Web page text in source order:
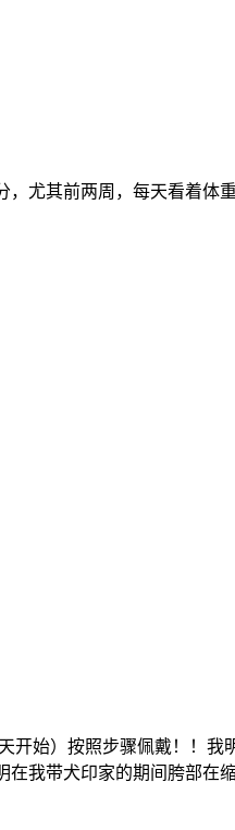
尤其前两周，每天看着体
始）按照步骤佩戴！！我
我带犬印家的期间胯部在